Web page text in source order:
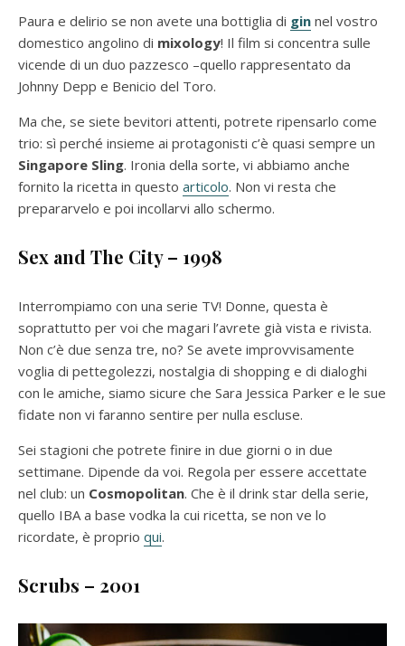
Paura e delirio se non avete una bottiglia di gin nel vostro
domestico angolino di mixology! Il film si concentra sulle
vicende di un duo pazzesco –quello rappresentato da
Johnny Depp e Benicio del Toro.
Ma che, se siete bevitori attenti, potrete ripensarlo come
trio: sì perché insieme ai protagonisti c’è quasi sempre un
Singapore Sling. Ironia della sorte, vi abbiamo anche
fornito la ricetta in questo articolo. Non vi resta che
prepararvelo e poi incollarvi allo schermo.
Sex and The City – 1998
Interrompiamo con una serie TV! Donne, questa è
soprattutto per voi che magari l’avrete già vista e rivista.
Non c’è due senza tre, no? Se avete improvvisamente
voglia di pettegolezzi, nostalgia di shopping e di dialoghi
con le amiche, siamo sicure che Sara Jessica Parker e le sue
fidate non vi faranno sentire per nulla escluse.
Sei stagioni che potrete finire in due giorni o in due
settimane. Dipende da voi. Regola per essere accettate
nel club: un Cosmopolitan. Che è il drink star della serie,
quello IBA a base vodka la cui ricetta, se non ve lo
ricordate, è proprio qui.
Scrubs – 2001